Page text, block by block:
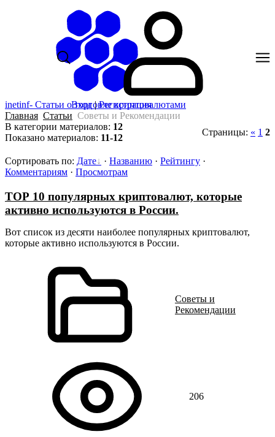
inetinf- Статьи о торговле криптовалютами
Вход|Регистрация
Главная Статьи Советы и Рекомендации
В категории материалов: 12
Показано материалов: 11-12
Страницы: « 1 2
Сортировать по: Дате · Названию · Рейтингу ·
Комментариям · Просмотрам
ТОР 10 популярных криптовалют, которые
активно используются в России.
Вот список из десяти наиболее популярных криптовалют,
которые активно используются в России.
Советы и
Рекомендации
206